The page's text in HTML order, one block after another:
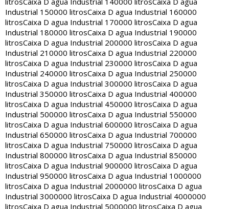
Industrial 150000 litrosCaixa D agua Industrial 160000
litrosCaixa D agua Industrial 170000 litrosCaixa D agua
Industrial 180000 litrosCaixa D agua Industrial 190000
litrosCaixa D agua Industrial 200000 litrosCaixa D agua
Industrial 210000 litrosCaixa D agua Industrial 220000
litrosCaixa D agua Industrial 230000 litrosCaixa D agua
Industrial 240000 litrosCaixa D agua Industrial 250000
litrosCaixa D agua Industrial 300000 litrosCaixa D agua
Industrial 350000 litrosCaixa D agua Industrial 400000
litrosCaixa D agua Industrial 450000 litrosCaixa D agua
Industrial 500000 litrosCaixa D agua Industrial 550000
litrosCaixa D agua Industrial 600000 litrosCaixa D agua
Industrial 650000 litrosCaixa D agua Industrial 700000
litrosCaixa D agua Industrial 750000 litrosCaixa D agua
Industrial 800000 litrosCaixa D agua Industrial 850000
litrosCaixa D agua Industrial 900000 litrosCaixa D agua
Industrial 950000 litrosCaixa D agua Industrial 1000000
litrosCaixa D agua Industrial 2000000 litrosCaixa D agua
Industrial 3000000 litrosCaixa D agua Industrial 4000000
litrosCaixa D agua Industrial 5000000 litrosCaixa D agua